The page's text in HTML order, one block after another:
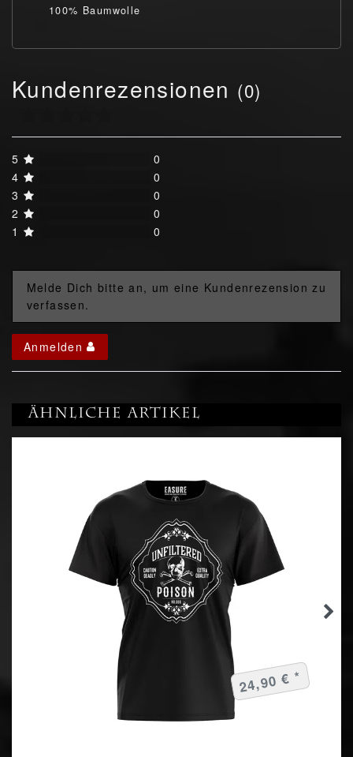
100% Baumwolle
Kundenrezensionen (0)
5
0
4
0
3
0
2
0
1
0
Melde Dich bitte an, um eine Kundenrezension zu
verfassen.
Anmelden
Ähnliche Artikel
24,90 € *